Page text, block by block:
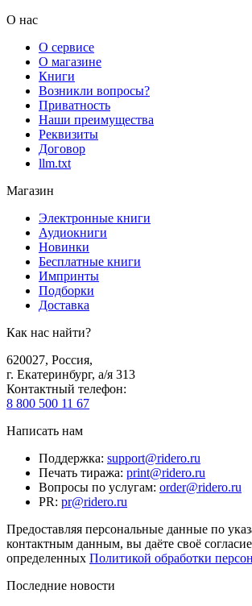
О нас
О сервисе
О магазине
Книги
Возникли вопросы?
Приватность
Наши преимущества
Реквизиты
Договор
llm.txt
Магазин
Электронные книги
Аудиокниги
Новинки
Бесплатные книги
Импринты
Подборки
Доставка
Как нас найти?
620027, Россия,
г. Екатеринбург, а/я 313
Контактный телефон:
8 800 500 11 67
Написать нам
Поддержка: support@ridero.ru
Печать тиража: print@ridero.ru
Вопросы по услугам: order@ridero.ru
PR: pr@ridero.ru
Предоставляя персональные данные по
контактным данным, вы даёте своё
определенных Политикой обработки
Последние новости